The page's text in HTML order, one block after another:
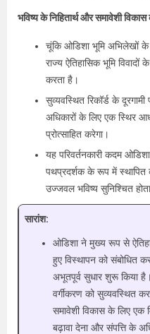
भविष्य के निहितार्थ और समावेशी
चूंकि ओडिशा भूमि अभिलेखों के
राज्य ऐतिहासिक भूमि
करता है।
सुव्यवस्थित रिकॉर्ड के
अधिकारों के लिए एक स्थिर
प्रोत्साहित करेगा।
यह परिवर्तनकारी कदम
पथप्रदर्शक के रूप में स्थापित
उज्जवल भविष्य सुनिश्चित
सारांश:
ओडिशा ने मुख्य रूप से
हुए विस्थापन को संबोधित
अभूतपूर्व सुधार शुरू किया
वर्गीकरण को सुव्यवस्थित
समावेशी विकास के लिए एक
बढ़ावा देना और संपत्ति के